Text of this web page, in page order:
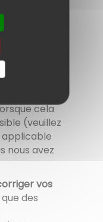
le
sous
de nous
cela
(veuillez
nous avez
vos
des